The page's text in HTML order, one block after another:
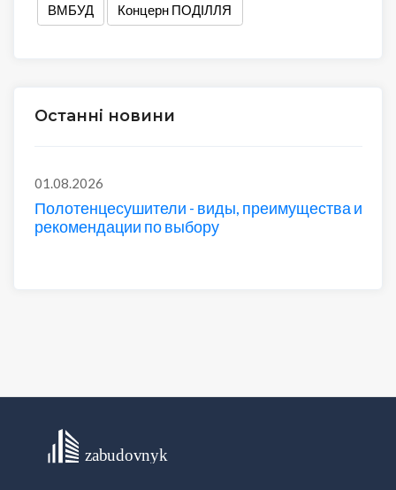
ВМБУД Концерн ПОДІЛЛЯ
Останні новини
01.08.2026
Полотенцесушители - виды, преимущества и
рекомендации по выбору